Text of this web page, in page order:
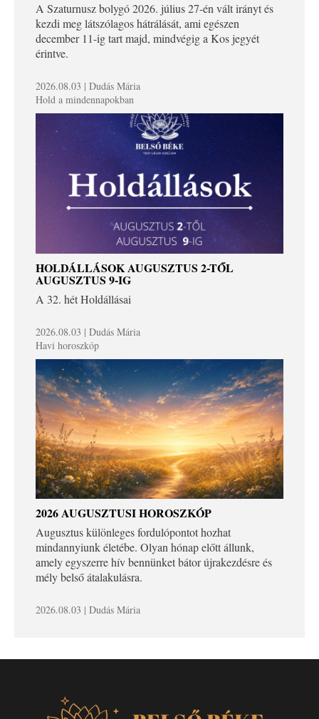
A Szaturnusz bolygó 2026. július 27-én vált irányt és
kezdi meg látszólagos hátrálását, ami egészen
december 11-ig tart majd, mindvégig a Kos jegyét
érintve.
2026.08.03 | Dudás Mária
Hold a mindennapokban
HOLDÁLLÁSOK AUGUSZTUS 2-TŐL
AUGUSZTUS 9-IG
A 32. hét Holdállásai
2026.08.03 | Dudás Mária
Havi horoszkóp
2026 AUGUSZTUSI HOROSZKÓP
Augusztus különleges fordulópontot hozhat
mindannyiunk életébe. Olyan hónap előtt állunk,
amely egyszerre hív bennünket bátor újrakezdésre és
mély belső átalakulásra.
2026.08.03 | Dudás Mária